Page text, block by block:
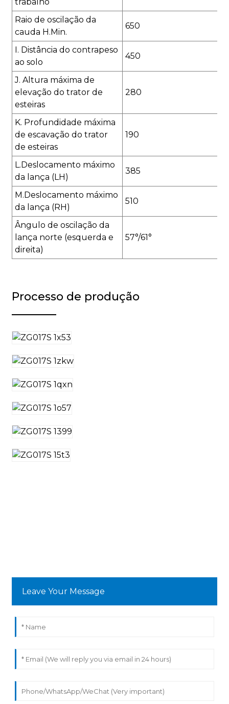
Raio de oscilação da
cauda H.Min.
650
I. Distância do contrapeso
ao solo
450
J. Altura máxima de
elevação do trator de
esteiras
280
K. Profundidade máxima
de escavação do trator
de esteiras
190
L.Deslocamento máximo
da lança (LH)
385
M.Deslocamento máximo
da lança (RH)
510
Ângulo de oscilação da
lança norte (esquerda e
direita)
57°/61°
Processo de produção
Leave Your Message